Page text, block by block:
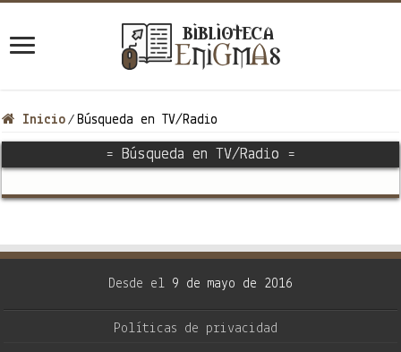
Inicio / Búsqueda en TV/Radio
= Búsqueda en TV/Radio =
Desde el 9 de mayo de 2016
Políticas de privacidad